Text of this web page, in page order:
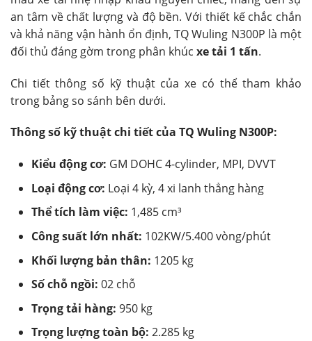
an tâm về chất lượng và độ bền. Với thiết kế chắc chắn
và khả năng vận hành ổn định, TQ Wuling N300P là một
đối thủ đáng gờm trong phân khúc xe tải 1 tấn.
Chi tiết thông số kỹ thuật của xe có thể tham khảo
trong bảng so sánh bên dưới.
Thông số kỹ thuật chi tiết của TQ Wuling N300P:
Kiểu động cơ: GM DOHC 4-cylinder, MPI, DVVT
Loại động cơ: Loại 4 kỳ, 4 xi lanh thẳng hàng
Thể tích làm việc: 1,485 cm³
Công suất lớn nhất: 102KW/5.400 vòng/phút
Khối lượng bản thân: 1205 kg
Số chỗ ngồi: 02 chỗ
Trọng tải hàng: 950 kg
Trọng lượng toàn bộ: 2.285 kg